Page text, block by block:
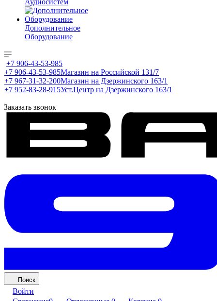
Аудиосистем
Дополнительное
Оборудование
+7 906-43-53-985
+7 906-43-53-985Магазин на Российской 131/7
+7 967-31-32-200Магазин на Дзержинского 163/1
+7 952-83-28-915Уст.Центр на Дзержинского 163/1
Заказать звонок
Поиск
Войти